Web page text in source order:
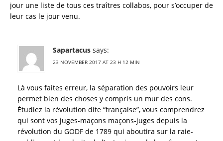
jour une liste de tous ces traîtres collabos, pour s’occuper de
leur cas le jour venu.
Sapartacus says:
23 NOVEMBER 2017 AT 23 H 12 MIN
Là vous faites erreur, la séparation des pouvoirs leur
permet bien des choses y compris un mur des cons.
Étudiez la révolution dite “française”, vous comprendrez
qui sont vos juges-maçons maçons-juges depuis la
révolution du GODF de 1789 qui aboutira sur la raie-